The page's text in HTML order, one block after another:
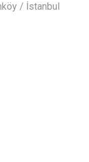
/ İstanbul